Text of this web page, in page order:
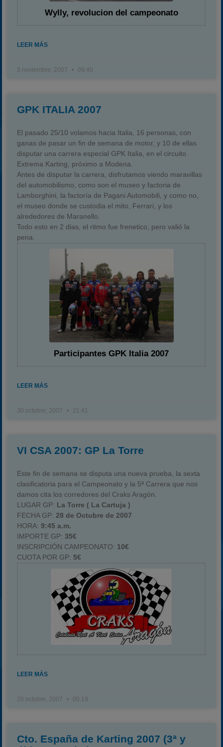
Wylly, revolucion del campeonato
LEER MÁS
5 noviembre, 2007 09:40
GPK ITALIA 2007
El pasado 25/10 volamos hacia Italia, 16 personas, con
ganas de pasar un fin de semana de motor, y 10 de ellas
disputar una carrera especial GPK Italia, en el circuito
Extrema Karting, próximo a Modena.
Antes de disputar la carrera, disfrutamos viendo maravillas
del automobilismo, como son el museo y factoria de
Lamborghini, la factoría de Pagani Automobili, y como no,
el museo donde se custodia el mito, Ferrari, y los
alrededores de Maranello.
Todo esto en 2 dias, el ritmo fue frenetico, pero valió la
pena.
Participantes GPK Italia 2007
LEER MÁS
30 octubre, 2007 21:41
VI CSA 2007: GP La Torre
Este fin de semana se disputa una nueva prueba, la sexta
clasificatoria para el Campeonato y la 5ª Carrera que nos
damos cita los corredores del Craks Aragón.
LUGAR GP: La Torre ( La Cartuja )
FECHA GP:28 de Octubre de 2007
HORA:9:45 a.m.
IMPORTE GP:35€
INSCRIPCIÓN CAMPEONATO: 10€
CUOTA POR GP: 5€
LEER MÁS
26 octubre, 2007 00:19
Cto. España de Karting 2007 (3ª y